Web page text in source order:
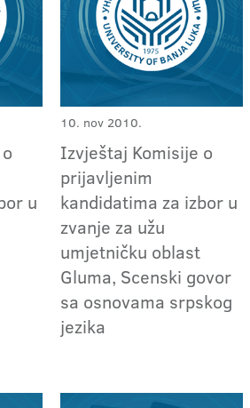
u
10. nov 2010.
Izvještaj Komisije o
prijavljenim
kandidatima za izbor u
zvanje za užu
umjetničku oblast
Gluma, Scenski govor
sa osnovama srpskog
jezika